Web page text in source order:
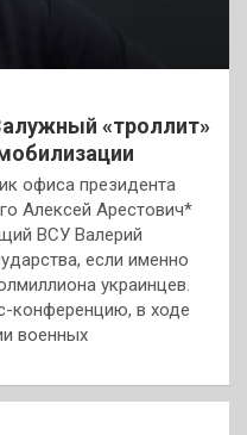
«троллит»
офиса президента
Алексей Арестович*
ВСУ Валерий
если именно
украинцев.
конференцию, в ходе
военных